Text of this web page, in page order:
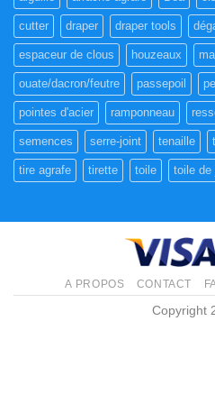
cutter draper draper tools
espaceur de clous houzeaux
ouate/dacron/feutre passepoil
pointes d'acier ramponneau
semences serre-joint tenaille
tire agrafe tirette toile toile de
A PROPOS CONTACT
Copyright